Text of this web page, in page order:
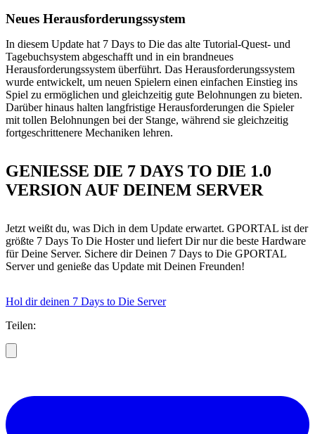
Neues Herausforderungssystem
In diesem Update hat 7 Days to Die das alte Tutorial-Quest- und
Tagebuchsystem abgeschafft und in ein brandneues
Herausforderungssystem überführt. Das Herausforderungssystem
wurde entwickelt, um neuen Spielern einen einfachen Einstieg ins
Spiel zu ermöglichen und gleichzeitig gute Belohnungen zu bieten.
Darüber hinaus halten langfristige Herausforderungen die Spieler
mit tollen Belohnungen bei der Stange, während sie gleichzeitig
fortgeschrittenere Mechaniken lehren.
GENIESSE DIE 7 DAYS TO DIE 1.0 V
ERSION AUF DEINEM SERVER
Jetzt weißt du, was Dich in dem Update erwartet. GPORTAL ist der
größte 7 Days To Die Hoster und liefert Dir nur die beste Hardware
für Deine Server. Sichere dir Deinen 7 Days to Die GPORTAL
Server und genieße das Update mit Deinen Freunden!
Hol dir deinen 7 Days to Die Server
Teilen: